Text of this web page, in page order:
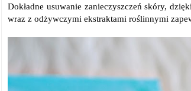
Dokładne usuwanie zanieczyszczeń skóry,
wraz z odżywczymi ekstraktami roślinnymi